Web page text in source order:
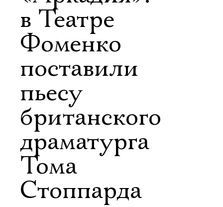
в Театре
Фоменко
поставили
пьесу
британского
драматурга
Тома
Стоппарда